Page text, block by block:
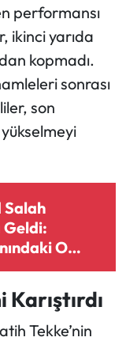
performansı
ikinci yarıda
kopmadı.
sonrası
son
Salah
Geldi:
O
Medyayı
Tekke’nin